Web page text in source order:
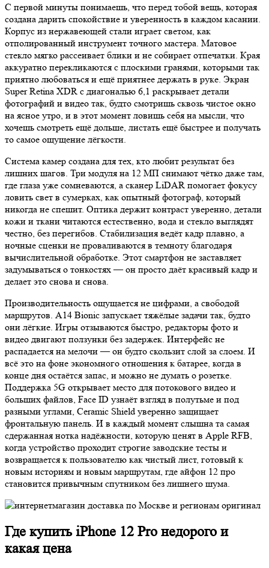
С первой минуты понимаешь, что перед тобой вещь, которая
создана дарить спокойствие и уверенность в каждом касании.
Корпус из нержавеющей стали играет светом, как
отполированный инструмент точного мастера. Матовое
стекло мягко рассеивает блики и не собирает отпечатки. Края
аккуратно перекликаются с плоскими гранями, которыми так
приятно любоваться и ещё приятнее держать в руке. Экран
Super Retina XDR с диагональю 6,1 раскрывает детали
фотографий и видео так, будто смотришь сквозь чистое окно
на ясное утро, и в этот момент ловишь себя на мысли, что
хочешь смотреть ещё дольше, листать ещё быстрее и получать
то самое ощущение лёгкости.
Система камер создана для тех, кто любит результат без
лишних шагов. Три модуля на 12 МП снимают чётко даже там,
где глаза уже сомневаются, а сканер LiDAR помогает фокусу
ловить свет в сумерках, как опытный фотограф, который
никогда не спешит. Оптика держит контраст уверенно, детали
кожи и ткани читаются естественно, вода и стекло выглядят
честно, без перегибов. Стабилизация ведёт кадр плавно, а
ночные сценки не проваливаются в темноту благодаря
вычислительной обработке. Этот смартфон не заставляет
задумываться о тонкостях — он просто даёт красивый кадр и
делает это снова и снова.
Производительность ощущается не цифрами, а свободой
маршрутов. A14 Bionic запускает тяжёлые задачи так, будто
они лёгкие. Игры отзываются быстро, редакторы фото и
видео двигают ползунки без задержек. Интерфейс не
распадается на мелочи — он будто скользит слой за слоем. И
всё это на фоне экономного отношения к батарее, когда в
конце дня остаётся запас, и можно не думать о розетке.
Поддержка 5G открывает место для потокового видео и
больших файлов, Face ID узнаёт взгляд в полутьме и под
разными углами, Ceramic Shield уверенно защищает
фронтальную панель. И в каждый момент слышна та самая
сдержанная нотка надёжности, которую ценят в Apple RFB,
когда устройство проходит строгие заводские тесты и
возвращается к пользователю как чистый лист, готовый к
новым историям и новым маршрутам, где айфон 12 про
становится привычным спутником без лишнего шума.
Где купить iPhone 12 Pro недорого и
какая цена